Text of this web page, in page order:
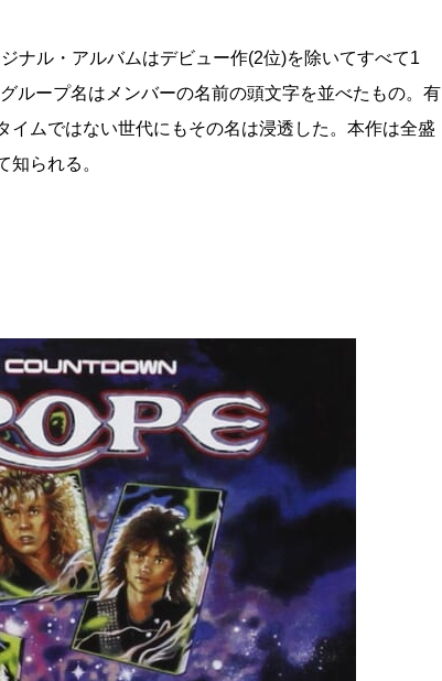
ナル・アルバムはデビュー作(2位)を除いてすべて1
ループ名はメンバーの名前の頭文字を並べたもの。有
ムではない世代にもその名は浸透した。本作は全盛
られる。